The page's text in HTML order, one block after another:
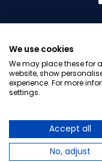
We use cookies
We may place these for
website, show
experience. For more
settings.
Accept all
No, adjust